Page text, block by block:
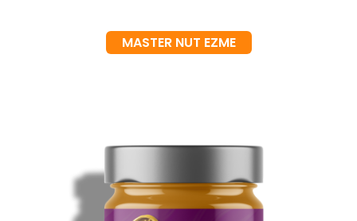
MASTER NUT EZME